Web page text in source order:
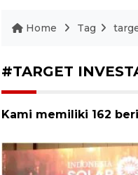
Home Tag
#TARGET
Kami memiliki 162